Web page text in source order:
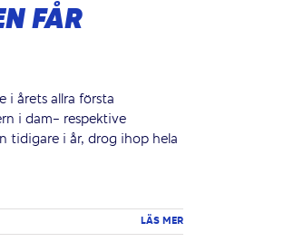
FÅR
i årets allra första
i dam- respektive
tidigare i år, drog ihop hela
LÄS MER